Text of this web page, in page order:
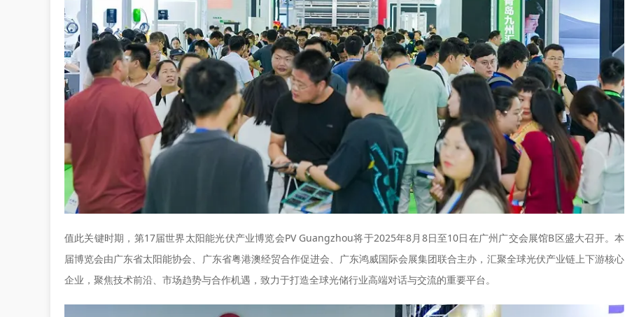
值此关键时期，第17届世界太阳能光伏产业博览会PV Guangzhou将于2025年8月8日至10日在广州广交会展馆B区盛大召开。本
届博览会由广东省太阳能协会、广东省粤港澳经贸合作促进会、广东鸿威国际会展集团联合主办，汇聚全球光伏产业链上下游核心
企业，聚焦技术前沿、市场趋势与合作机遇，致力于打造全球光储行业高端对话与交流的重要平台。